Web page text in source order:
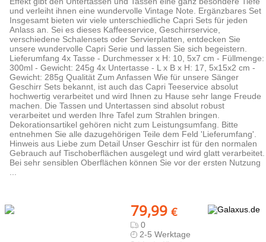
und verleiht ihnen eine wundervolle Vintage Note. Ergänzbares Set
Insgesamt bieten wir viele unterschiedliche Capri Sets für jeden
Anlass an. Sei es dieses Kaffeeservice, Geschirrservice,
verschiedene Schalensets oder Servierplatten, entdecken Sie
unsere wundervolle Capri Serie und lassen Sie sich begeistern.
Lieferumfang 4x Tasse - Durchmesser x H: 10, 5x7 cm - Füllmenge:
300ml - Gewicht: 245g 4x Untertasse - L x B x H: 17, 5x15x2 cm -
Gewicht: 285g Qualität Zum Anfassen Wie für unsere Sänger
Geschirr Sets bekannt, ist auch das Capri Teeservice absolut
hochwertig verarbeitet und wird Ihnen zu Hause sehr lange Freude
machen. Die Tassen und Untertassen sind absolut robust
verarbeitet und werden Ihre Tafel zum Strahlen bringen.
Dekorationsartikel gehören nicht zum Leistungsumfang. Bitte
entnehmen Sie alle dazugehörigen Teile dem Feld 'Lieferumfang'.
Hinweis aus Liebe zum Detail Unser Geschirr ist für den normalen
Gebrauch auf Tischoberflächen ausgelegt und wird glatt verarbeitet.
Bei sehr sensiblen Oberflächen können Sie vor der ersten Nutzung
79,99 €
0
2-5 Werktage